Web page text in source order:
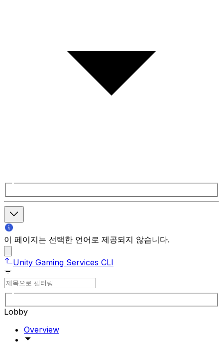
이 페이지는 선택한 언어로 제공되지 않습니다.
Unity Gaming Services CLI
Lobby
Overview